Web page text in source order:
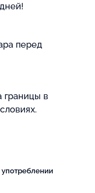
перед
границы в